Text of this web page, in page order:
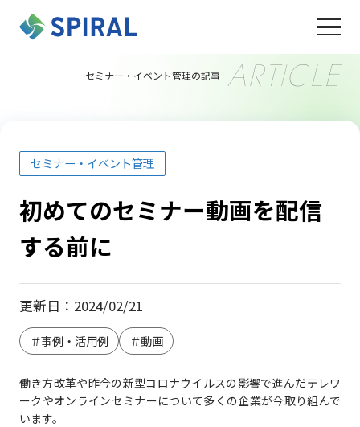
セミナー・イベント管理の記事 ARTICLE
セミナー・イベント管理
初めてのセミナー動画を配信
する前に
更新日：2024/02/21
＃事例・活用例 ＃動画
働き方改革や昨今の新型コロナウイルスの影響で進んだテレワ
ークやオンラインセミナーについて多くの企業が今取り組んで
います。